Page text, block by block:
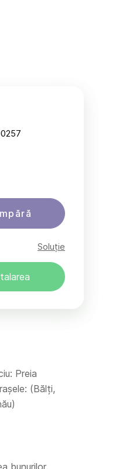
Soluție
Preia
(Bălți,
bunurilor,